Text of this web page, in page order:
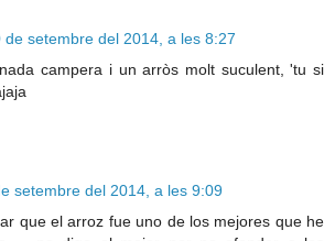
de setembre del 2014, a les 8:27
campera i un arròs molt suculent, 'tu si
setembre del 2014, a les 9:09
que el arroz fue uno de los mejores que he